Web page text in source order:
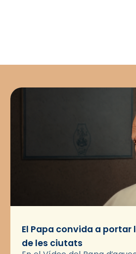
El Papa convida a portar
de les ciutats